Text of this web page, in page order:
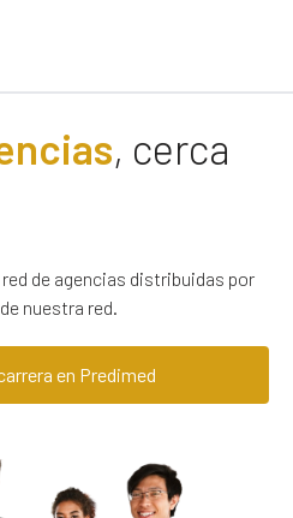
, cerca
de agencias distribuidas por
nuestra red.
en Predimed